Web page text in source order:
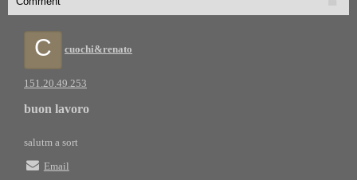
C cuochi&renato
151.20.49.253
buon lavoro
salutm a sort
Email